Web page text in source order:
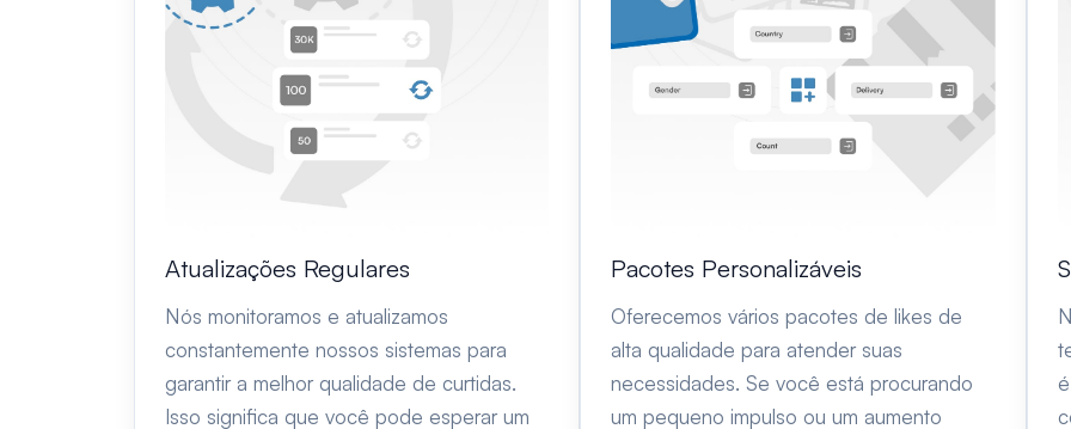
Atualizações Regulares
Nós monitoramos e atualizamos
constantemente nossos sistemas para
garantir a melhor qualidade de curtidas.
Isso significa que você pode esperar um
Pacotes Personalizáveis
Oferecemos vários pacotes de likes de
alta qualidade para atender suas
necessidades. Se você está procurando
um pequeno impulso ou um aumento